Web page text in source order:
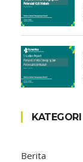
KATEGORI
Berita